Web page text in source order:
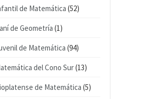
de Matemática (52)
de Geometría (1)
de Matemática (94)
del Cono Sur(13)
de Matemática (5)